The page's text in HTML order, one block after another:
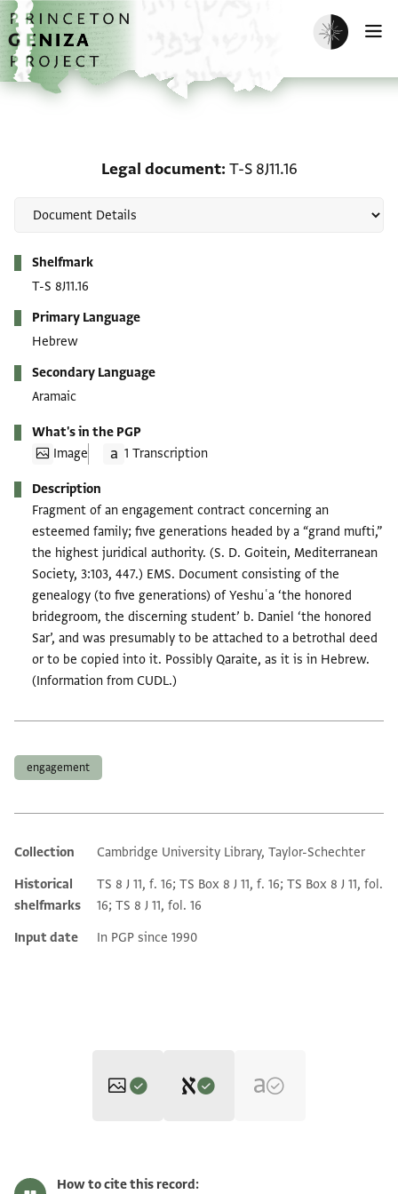
Skip to main content
home
Enable dark
Legal document T-S 8J11.16
Shelfmark
T-S 8J11.16
Primary Language
Hebrew
Secondary Language
Aramaic
What's in the PGP
Image
1 Transcription
Description
Fragment of an engagement contract concerning an
esteemed family; five generations headed by a “grand mufti,”
the highest juridical authority. (S. D. Goitein, Mediterranean
Society, 3:103, 447.) EMS. Document consisting of the
genealogy (to five generations) of Yeshuʿa ‘the honored
bridegroom, the discerning student’ b. Daniel ‘the honored
Sar’, and was presumably to be attached to a betrothal deed
or to be copied into it. Possibly Qaraite, as it is in Hebrew.
(Information from CUDL.)
engagement
Additional metadata
Collection
Cambridge University Library, Taylor-Schechter
Historical
shelfmarks
TS 8 J 11, f. 16; TS Box 8 J 11, f. 16; TS Box 8 J 11, fol.
16; TS 8 J 11, fol. 16
Input date
In PGP since 1990
S. D. Goitein's unpublished edition (1950–85).
How to cite this record: